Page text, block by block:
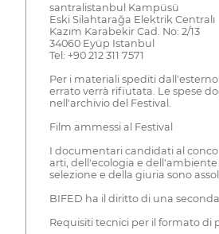
santralistanbul Kampüsü
Eski Silahtarağa Elektrik Centralı
Kazım Karabekir Cad. No: 2/13
34060 Eyüp Istanbul
Tel: +90 212 311 7571
Per i materiali spediti
errato verrà rifiutata. Le spese
nell'archivio del Festival.
Film ammessi al Festival
I documentari candidati al
arti, dell'ecologia e dell'ambiente
selezione e della giuria sono
BIFED ha il diritto di una
Requisiti tecnici per il formato di